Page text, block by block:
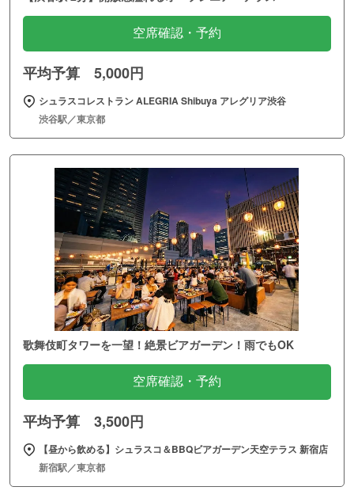
空席確認・予約
平均予算 5,000円
シュラスコレストラン ALEGRIA Shibuya アレグリア渋谷
渋谷駅／東京都
歌舞伎町タワーを一望！絶景ビアガーデン！雨でもOK
空席確認・予約
平均予算 3,500円
【昼から飲める】シュラスコ＆BBQビアガーデン天空テラス 新宿店
新宿駅／東京都